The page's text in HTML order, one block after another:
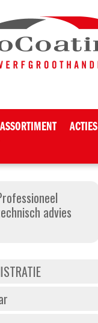
ASSORTIMENT ACTIES
advies